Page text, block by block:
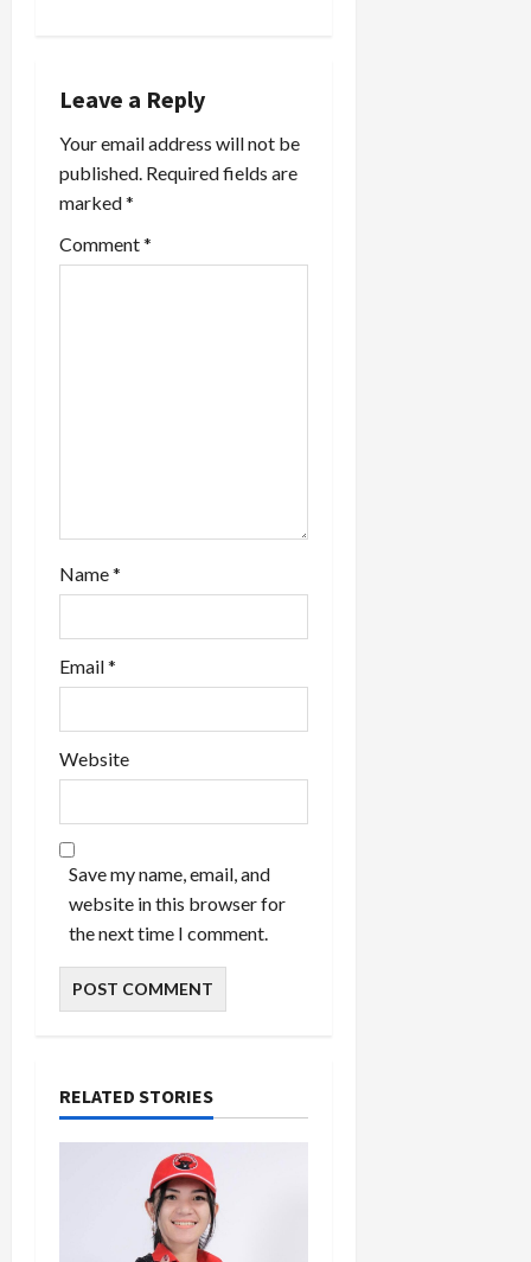
a
t
i
Leave a Reply
Your email address will not be
published. Required fields are
marked*
Comment*
Name*
Email*
Website
Save my name, email, and
website in this browser for
the next time I comment.
RELATED STORIES